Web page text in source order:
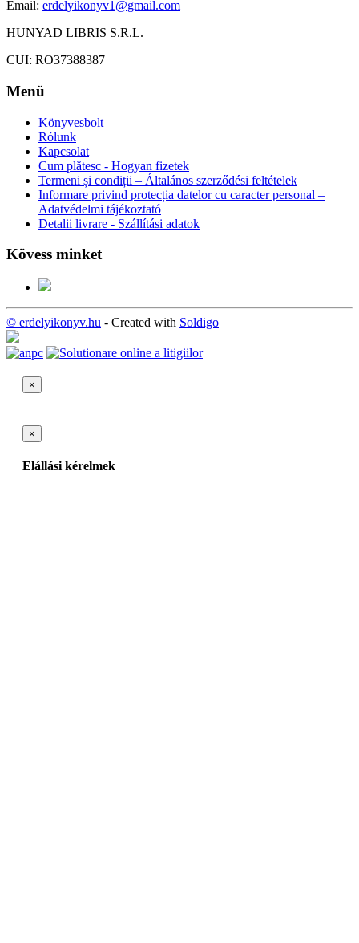
Email: erdelyikonyv1@gmail.com
HUNYAD LIBRIS S.R.L.
CUI: RO37388387
Menü
Könyvesbolt
Rólunk
Kapcsolat
Cum plătesc - Hogyan fizetek
Termeni și condiții – Általános szerződési feltételek
Informare privind protecția datelor cu caracter personal –
Adatvédelmi tájékoztató
Detalii livrare - Szállítási adatok
Kövess minket
© erdelyikonyv.hu - Created with Soldigo
×
×
Elállási kérelmek